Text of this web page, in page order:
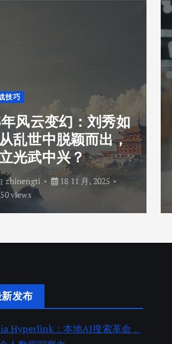
技巧
风云变幻：刘秀如
乱世中脱颖而出，
光武中兴？
zhinengti
18 11 月, 2025
views
发布
Hyperlink：本地AI搜索革命，